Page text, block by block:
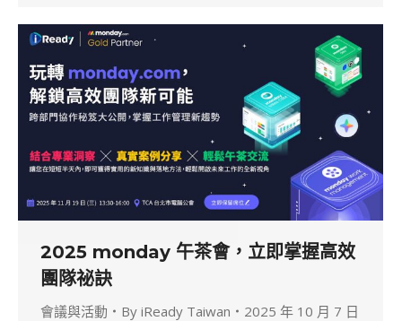
2025 monday 午茶會，立即掌握高效
團隊祕訣
會議與活動 By iReady Taiwan 2025 年 10 月 7 日